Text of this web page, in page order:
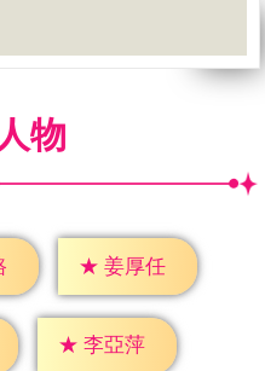
物
★ 姜厚任
★ 李亞萍